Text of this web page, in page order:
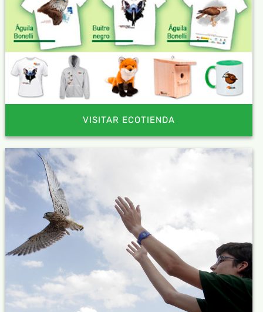
VISITAR ECOTIENDA